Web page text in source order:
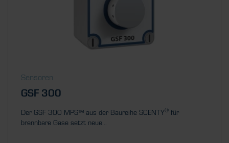
Sensoren
GSF 300
Der GSF 300 MPS™ aus der Baureihe SCENTY® für
brennbare Gase setzt neue...